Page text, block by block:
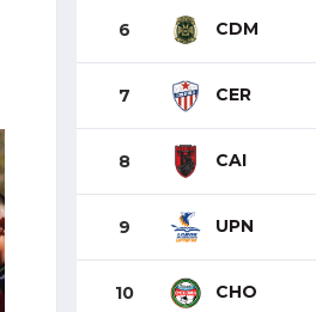
6 CDM
7 CER
8 CAI
9 UPN
10 CHO